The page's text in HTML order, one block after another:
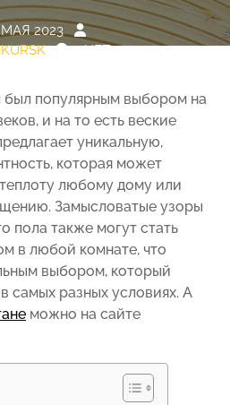
МАЯ 2023
НЕТ
был популярным выбором на
и на то есть веские
уникальную,
которая может
любому дому или
Замысловатые узоры
пола также могут стать
в любой комнате, что
выбором, который
самых разных условиях. А
можно на сайте